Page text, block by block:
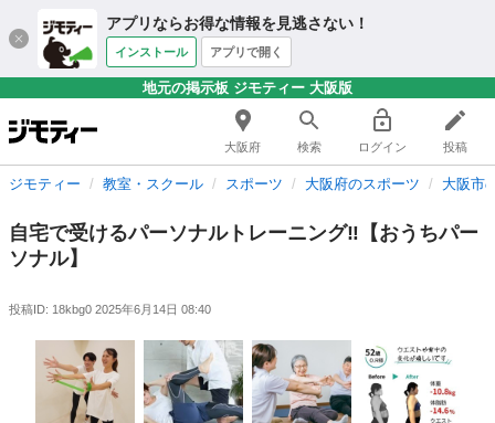
アプリならお得な情報を見逃さない！
インストール アプリで開く
地元の掲示板 ジモティー 大阪版
大阪府 検索 ログイン 投稿
ジモティー 教室・スクール スポーツ 大阪府のスポーツ 大阪市
自宅で受けるパーソナルトレーニング‼️【おうちパー
ソナル】
投稿ID: 18kbg0 2025年6月14日 08:40